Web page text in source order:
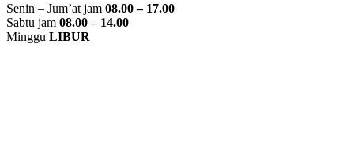
Senin – Jum’at jam 08.00 – 17.00
Sabtu jam 08.00 – 14.00
Minggu LIBUR